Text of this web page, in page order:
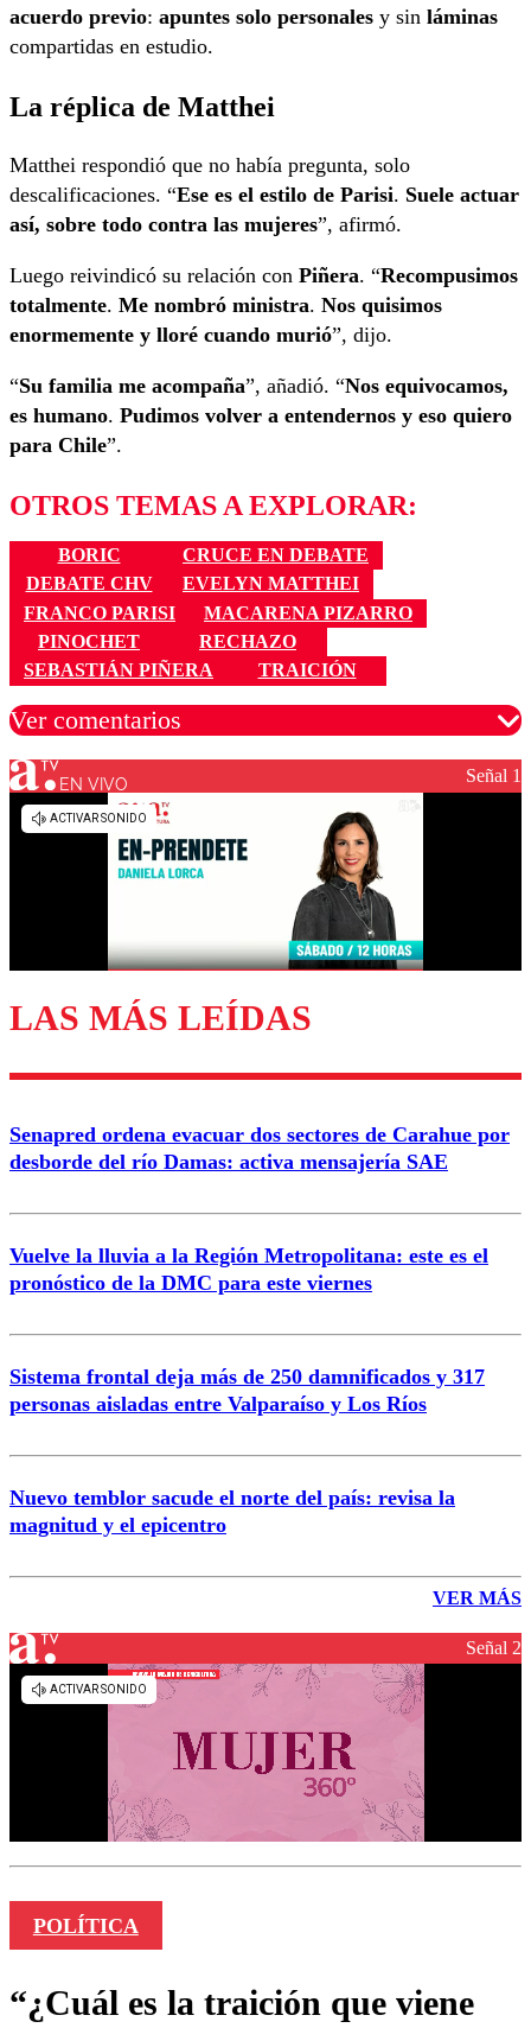
acuerdo previo: apuntes solo personales y sin láminas
compartidas en estudio.
La réplica de Matthei
Matthei respondió que no había pregunta, solo
descalificaciones. “Ese es el estilo de Parisi. Suele actuar
así, sobre todo contra las mujeres”, afirmó.
Luego reivindicó su relación con Piñera. “Recompusimos
totalmente. Me nombró ministra. Nos quisimos
enormemente y lloré cuando murió”, dijo.
“Su familia me acompaña”, añadió. “Nos equivocamos,
es humano. Pudimos volver a entendernos y eso quiero
para Chile”.
OTROS TEMAS A EXPLORAR:
BORIC
CRUCE EN DEBATE
DEBATE CHV
EVELYN MATTHEI
FRANCO PARISI
MACARENA PIZARRO
PINOCHET
RECHAZO
SEBASTIÁN PIÑERA
TRAICIÓN
Ver comentarios
Los comentarios son moderados para garantizar un
diálogo respetuoso.
Enviar comentario
EN VIVO Señal 1
LAS MÁS LEÍDAS
Senapred ordena evacuar dos sectores de Carahue por
desborde del río Damas: activa mensajería SAE
Vuelve la lluvia a la Región Metropolitana: este es el
pronóstico de la DMC para este viernes
Sistema frontal deja más de 250 damnificados y 317
personas aisladas entre Valparaíso y Los Ríos
Nuevo temblor sacude el norte del país: revisa la
magnitud y el epicentro
VER MÁS
Señal 2
POLÍTICA
“¿Cuál es la traición que viene